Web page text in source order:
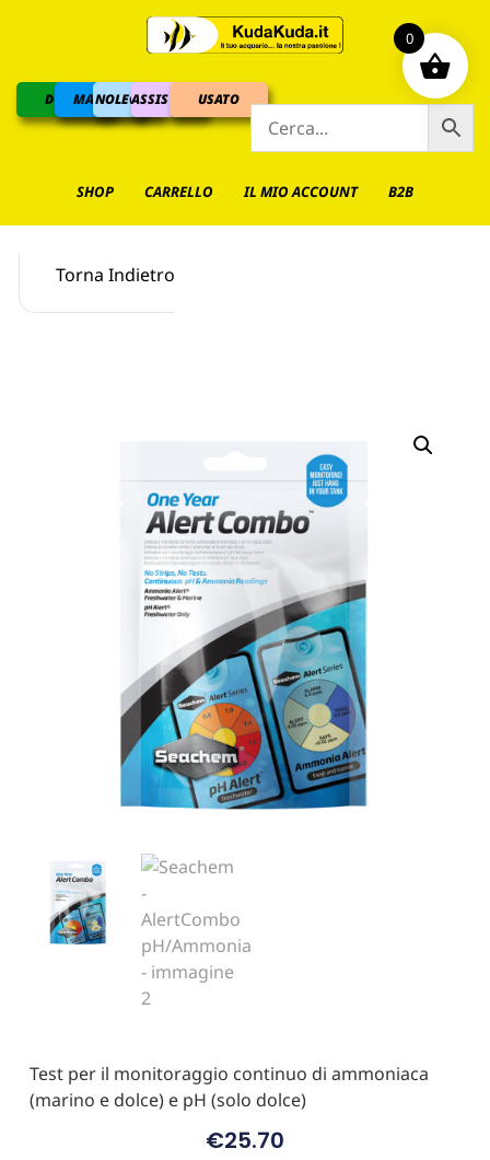
DOLCEMARINO
NOLEGGIOASSISTENZAUSATO
SHOP CARRELLO IL MIO ACCOUNT B2B
Torna Indietro
Test per il monitoraggio continuo di ammoniaca
(marino e dolce) e pH (solo dolce)
€25.70
0